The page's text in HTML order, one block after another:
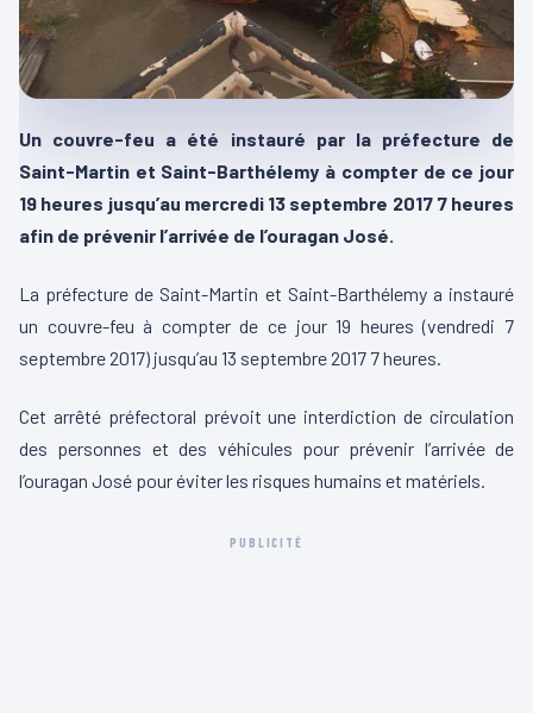
Un couvre-feu a été instauré par la préfecture de
Saint-Martin et Saint-Barthélemy à compter de ce jour
19 heures jusqu’au mercredi 13 septembre 2017 7 heures
afin de prévenir l’arrivée de l’ouragan José.
La préfecture de Saint-Martin et Saint-Barthélemy a instauré
un couvre-feu à compter de ce jour 19 heures (vendredi 7
septembre 2017) jusqu’au 13 septembre 2017 7 heures.
Cet arrêté préfectoral prévoit une interdiction de circulation
des personnes et des véhicules pour prévenir l’arrivée de
l’ouragan José pour éviter les risques humains et matériels.
PUBLICITÉ